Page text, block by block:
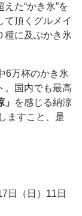
た“かき氷”を
て頂くグルメイ
種に及ぶかき氷
6万杯のかき氷
。国内でも最高
を感じる納涼
ますこと、是
日（日）11日